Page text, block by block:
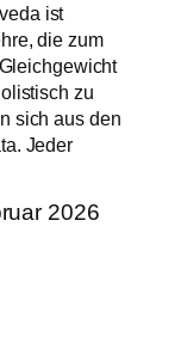
ist
die zum
zu
sich aus den
Jeder
2026